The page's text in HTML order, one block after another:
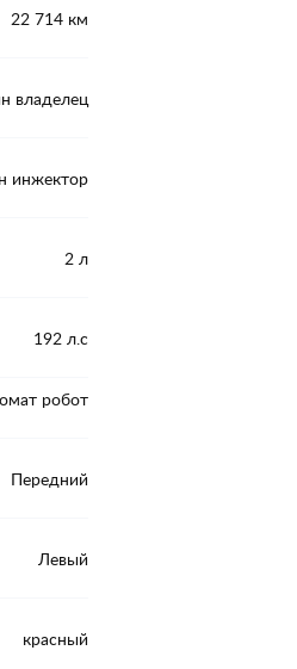
22 714 км
владелец
инжектор
2 л
192 л.с
робот
Передний
Левый
красный